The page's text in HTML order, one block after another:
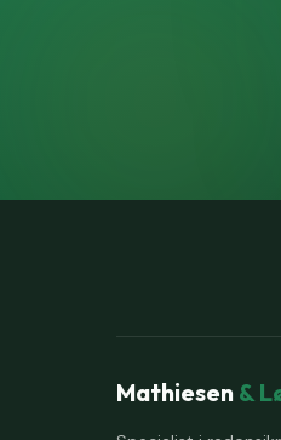
Mathiesen &